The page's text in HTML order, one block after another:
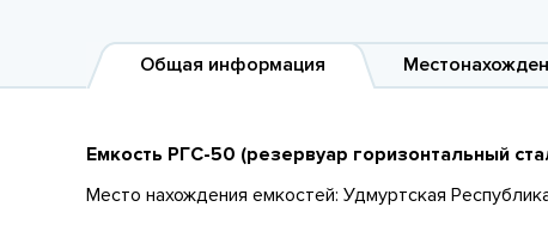
Общая информация
Емкость РГС-50 (резервуар горизонтальный
Место нахождения емкостей: Удмуртская